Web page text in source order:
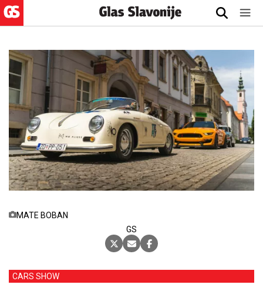
MATE BOBAN
GS
CARS SHOW